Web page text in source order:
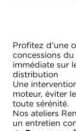
Profitez d’une
concessions
immédiate sur
distribution
Une
moteur, éviter
toute sérénité.
Nos ateliers
un entretien